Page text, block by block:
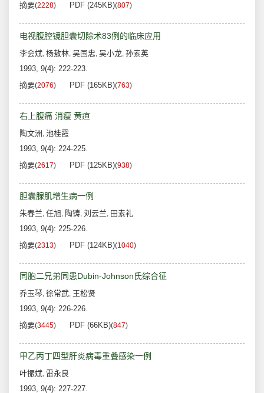
摘要(2228) PDF (245KB)(807)
电视腹腔镜胆囊切除术83例的临床应用
李会斌, 杨敖林, 吴国忠, 吴小龙, 孙素英
1993, 9(4): 222-223.
摘要(2076) PDF (165KB)(763)
右上腹痛 消瘦 黄疸
陶文洲, 池桂霞
1993, 9(4): 224-225.
摘要(2617) PDF (125KB)(938)
胆囊腺肌增生病一例
朱春兰, 任旭, 陶铸, 刘云兰, 田素礼
1993, 9(4): 225-226.
摘要(2313) PDF (124KB)(1040)
同胞二兄弟同患Dubin-Johnson氏综合征
乔玉琴, 徐常武, 王松贤
1993, 9(4): 226-226.
摘要(3445) PDF (66KB)(847)
甲乙丙丁四型肝炎病毒重叠感染一例
叶振斌, 雷永良
1993, 9(4): 227-227.